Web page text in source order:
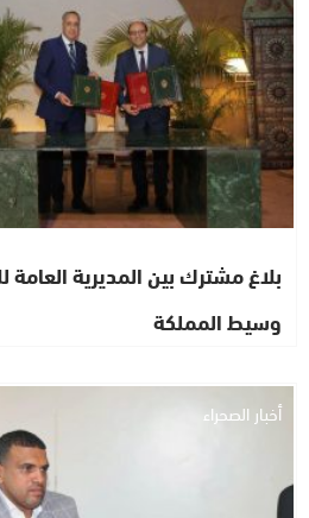
بلاغ مشترك بين المديرية
وسيط المملكة
أخبار الصحراء